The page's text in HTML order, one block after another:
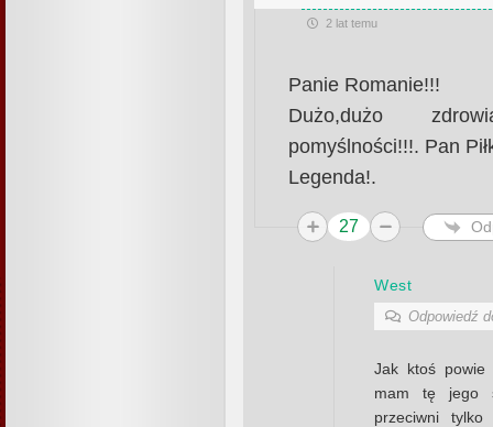
2 lat temu
Panie Romanie!!!
Dużo,dużo
pomyślności!!!. Pan
Legenda!.
27
West
Odpowiedź
Jak ktoś powie
mam tę jego
przeciwni